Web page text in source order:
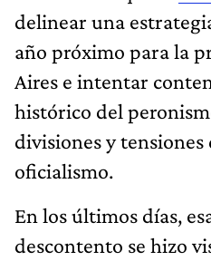
delinear una
año próximo para la
Aires e intentar
histórico del
divisiones y tensiones
oficialismo.
En los últimos días,
descontento se hizo